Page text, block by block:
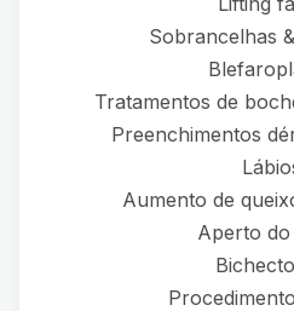
Sobrancelhas
Tratamentos de
Preenchimentos
Aumento de
Aperto